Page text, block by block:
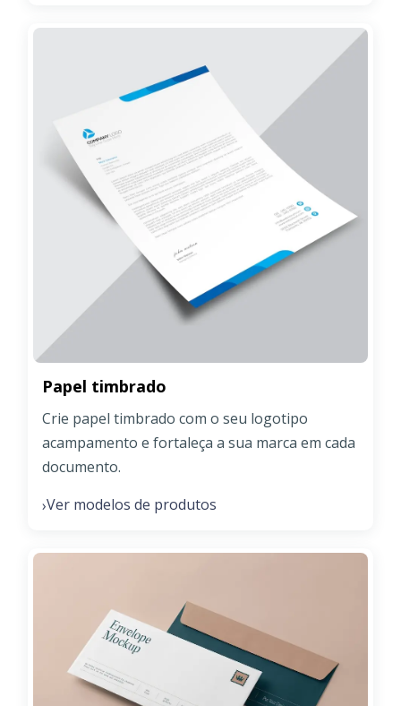
Papel timbrado
Crie papel timbrado com o seu logotipo
acampamento e fortaleça a sua marca em cada
documento.
›Ver modelos de produtos